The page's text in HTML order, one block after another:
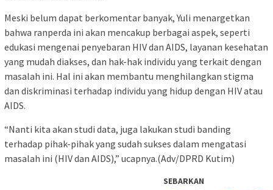
Meski belum dapat berkomentar banyak, Yuli menargetkan
bahwa ranperda ini akan mencakup berbagai aspek, seperti
edukasi mengenai penyebaran HIV dan AIDS, layanan kesehatan
yang mudah diakses, dan hak-hak individu yang terkait dengan
masalah ini. Hal ini akan membantu menghilangkan stigma
dan diskriminasi terhadap individu yang hidup dengan HIV atau
AIDS.
“Nanti kita akan studi data, juga lakukan studi banding
terhadap pihak-pihak yang sudah sukses dalam mengatasi
masalah ini (HIV dan AIDS),” ucapnya.(Adv/DPRD Kutim)
SEBARKAN